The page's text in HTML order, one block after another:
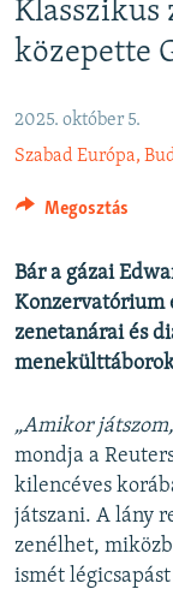
EURÓPAI UNIÓ
VILÁG
KLÍMAVÁLTOZÁS
A MÚLT
KÖVESSEN MINKET!
Valamennyi
Klasszikus
közepette
2025. október 5.
Szabad Európa,
Megosztás
Bár a gázai
Konzervatórium
zenetanárai és
„Amikor
mondja a
kilencéves
játszani. A lány
zenélhet,
ismét